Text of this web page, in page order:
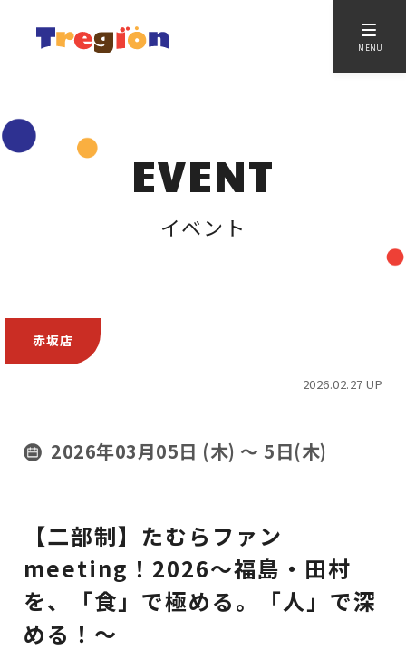
MENU
EVENT
イベント
赤坂店
2026.02.27 UP
2026年03月05日 (木) 〜 5日(木)
【二部制】たむらファン
meeting！2026～福島・田村
を、「食」で極める。「人」で深
める！～